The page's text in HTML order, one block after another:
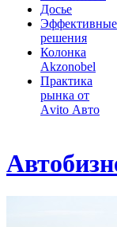
Досье
Эффективные
решения
Колонка
Akzonobel
Практика
рынка от
Аvito Авто